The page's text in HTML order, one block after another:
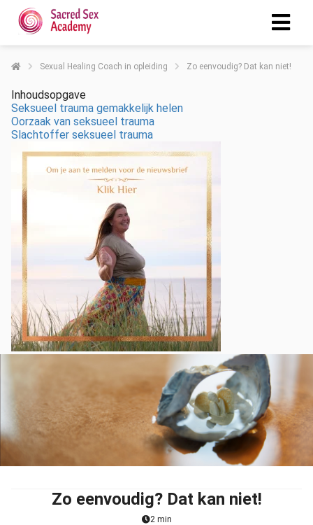
Sexual Healing Coach in opleiding Zo eenvoudig? Dat kan niet!
Inhoudsopgave
Seksueel trauma gemakkelijk helen
Oorzaak van seksueel trauma
Slachtoffer seksueel trauma
Zo eenvoudig? Dat kan niet!
2 min